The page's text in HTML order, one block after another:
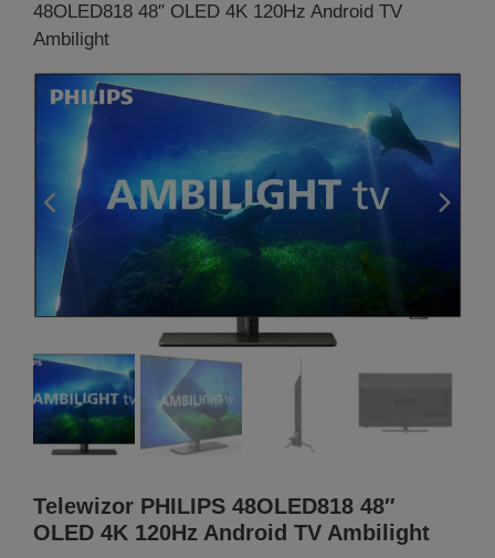
48OLED818 48″ OLED 4K 120Hz Android TV
Ambilight
Telewizor PHILIPS 48OLED818 48″
OLED 4K 120Hz Android TV Ambilight